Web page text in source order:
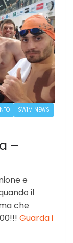
SWIM NEWS
–
e
il
che
Guarda i